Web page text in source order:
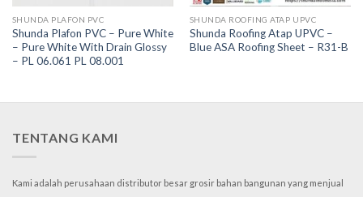
SHUNDA PLAFON PVC
Shunda Plafon PVC – Pure White
– Pure White With Drain Glossy
– PL 06.061 PL 08.001
SHUNDA ROOFING ATAP UPVC
Shunda Roofing Atap UPVC –
Blue ASA Roofing Sheet – R31-B
TENTANG KAMI
Kami adalah perusahaan distributor besar grosir bahan bangunan yang menjual